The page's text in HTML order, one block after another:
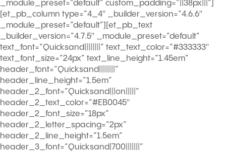
_module_preset=”default” custom_padding=”||38px|||”]
[et_pb_column type=”4_4″ _builder_version=”4.6.6″
_module_preset=”default”][et_pb_text
_builder_version=”4.7.5″ _module_preset=”default”
text_font=”Quicksand||||||||” text_text_color=”#333333″
text_font_size=”24px” text_line_height=”1.45em”
header_font=”Quicksand||||||||”
header_line_height=”1.5em”
header_2_font=”Quicksand|||on|||||”
header_2_text_color=”#EB0045″
header_2_font_size=”18px”
header_2_letter_spacing=”2px”
header_2_line_height=”1.5em”
header_3_font=”Quicksand|700|||||||”